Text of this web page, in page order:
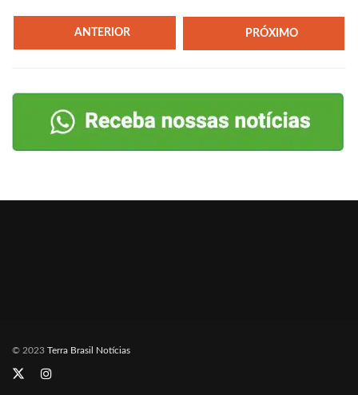
ANTERIOR PRÓXIMO
© 2023 Terra Brasil Notícias